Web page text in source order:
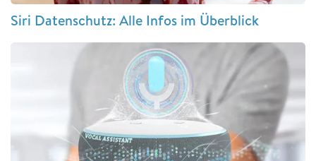
Siri Datenschutz: Alle Infos im Überblick